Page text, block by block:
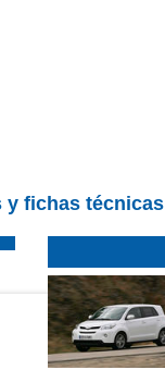
y fichas técnicas